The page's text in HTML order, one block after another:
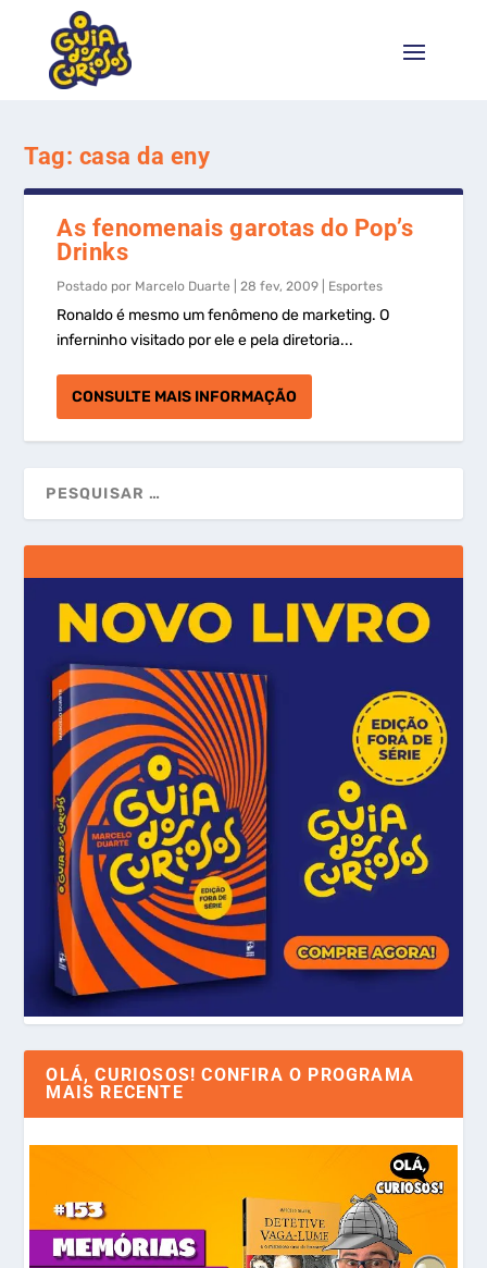
Tag: casa da eny
As fenomenais garotas do Pop’s
Drinks
Postado por Marcelo Duarte |28 fev, 2009 Esportes
Ronaldo é mesmo um fenômeno de marketing. O
inferninho visitado por ele e pela diretoria...
CONSULTE MAIS INFORMAÇÃO
OLÁ, CURIOSOS! CONFIRA O PROGRAMA
MAIS RECENTE